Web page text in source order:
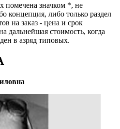
помечена значком *, не
концепция, либо только раздел
на заказ - цена и срок
дальнейшая стоимость, когда
в азряд типовых.